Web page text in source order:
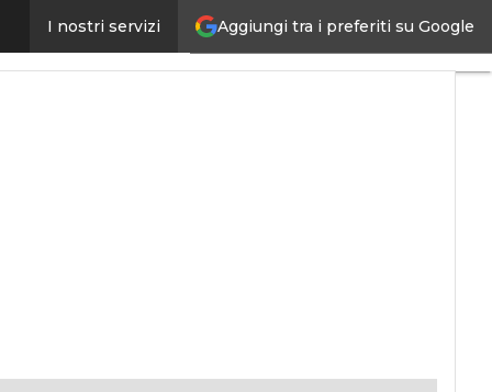
Aggiungi tra i preferiti su Google
I nostri servizi